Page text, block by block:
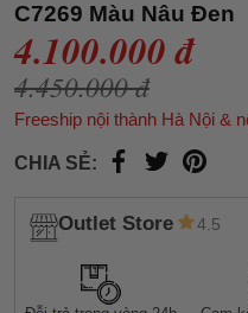
C7269 Màu Nâu Đen
4.100.000 đ
4.450.000 đ
Freeship nội thành Hà Nội &
CHIA SẺ:
Outlet Store 4.5